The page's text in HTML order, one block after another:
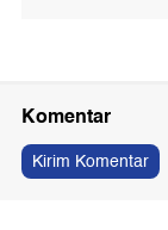
Komentar
Kirim Komentar